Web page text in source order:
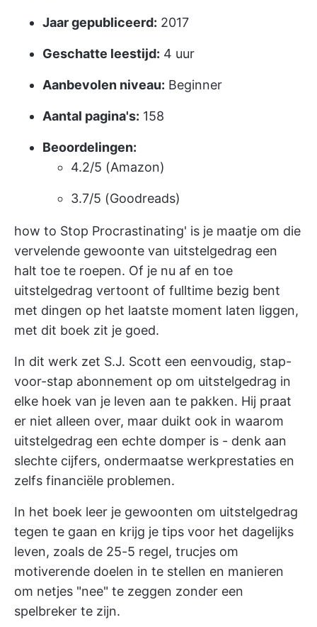
Jaar gepubliceerd: 2017
Geschatte leestijd: 4 uur
Aanbevolen niveau: Beginner
Aantal pagina's: 158
Beoordelingen:
4.2/5 (Amazon)
3.7/5 (Goodreads)
how to Stop Procrastinating' is je maatje om die
vervelende gewoonte van uitstelgedrag een
halt toe te roepen. Of je nu af en toe
uitstelgedrag vertoont of fulltime bezig bent
met dingen op het laatste moment laten liggen,
met dit boek zit je goed.
In dit werk zet S.J. Scott een eenvoudig, stap-
voor-stap abonnement op om uitstelgedrag in
elke hoek van je leven aan te pakken. Hij praat
er niet alleen over, maar duikt ook in waarom
uitstelgedrag een echte domper is - denk aan
slechte cijfers, ondermaatse werkprestaties en
zelfs financiële problemen.
In het boek leer je gewoonten om uitstelgedrag
tegen te gaan en krijg je tips voor het dagelijks
leven, zoals de 25-5 regel, trucjes om
motiverende doelen in te stellen en manieren
om netjes "nee" te zeggen zonder een
spelbreker te zijn.